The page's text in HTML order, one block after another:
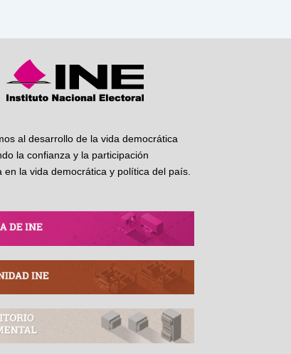
al desarrollo de la vida democrática
la confianza y la participación
en la vida democrática y política del país.